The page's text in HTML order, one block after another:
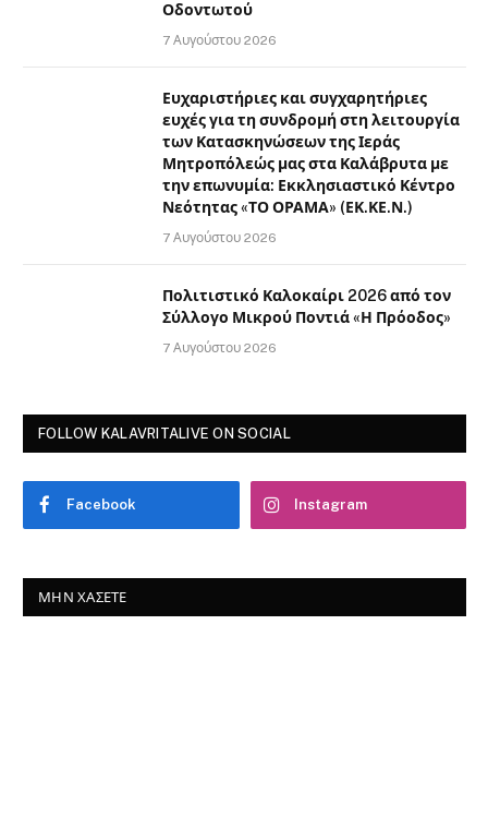
Οδοντωτού
7 Αυγούστου 2026
Ευχαριστήριες και συγχαρητήριες
ευχές για τη συνδρομή στη λειτουργία
των Κατασκηνώσεων της Ιεράς
Μητροπόλεώς μας στα Καλάβρυτα με
την επωνυμία: Εκκλησιαστικό Κέντρο
Νεότητας «ΤΟ ΟΡΑΜΑ» (ΕΚ.ΚΕ.Ν.)
7 Αυγούστου 2026
Πολιτιστικό Καλοκαίρι 2026 από τον
Σύλλογο Μικρού Ποντιά «Η Πρόοδος»
7 Αυγούστου 2026
FOLLOW KALAVRITALIVE ON SOCIAL
Facebook Instagram
ΜΗΝ ΧΆΣΕΤΕ